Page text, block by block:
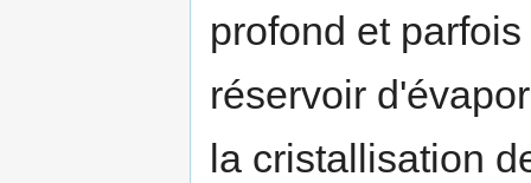
profond et
réservoir
la cristallisation